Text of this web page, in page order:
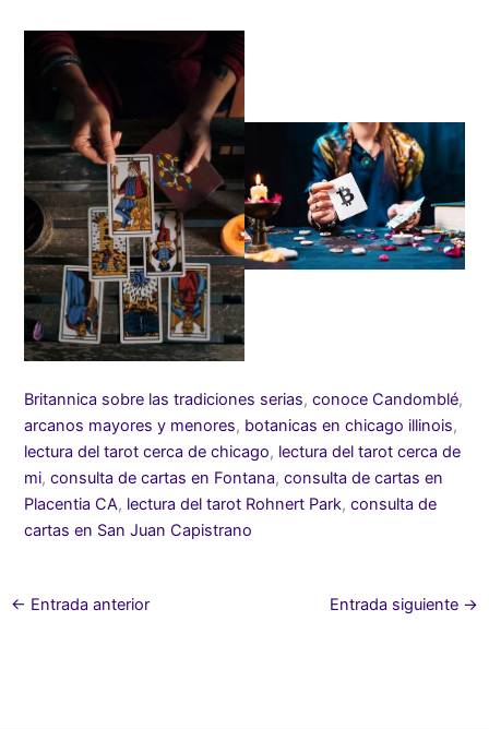
Britannica sobre las tradiciones serias,conoce Candomblé,
arcanos mayores y menores, botanicas en chicago illinois,
lectura del tarot cerca de chicago, lectura del tarot cerca de
mi,consulta de cartas en Fontana,consulta de cartas en
Placentia CA, lectura del tarot Rohnert Park,consulta de
cartas en San Juan Capistrano
← Entrada anterior Entrada siguiente →